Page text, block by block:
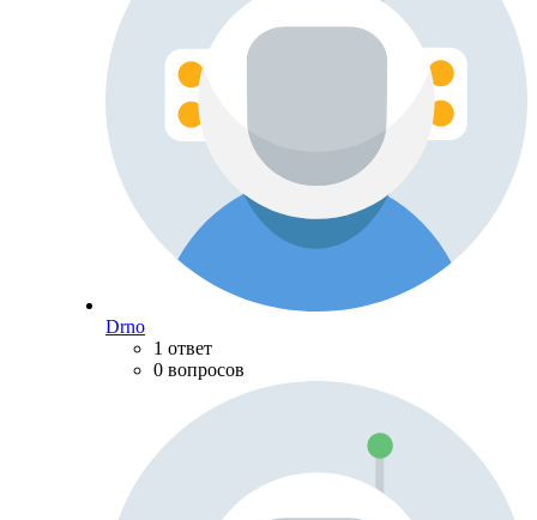
Drno
1 ответ
0 вопросов